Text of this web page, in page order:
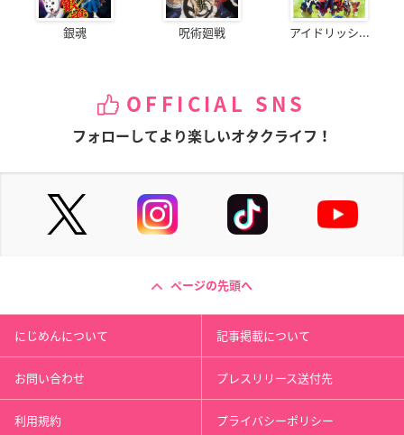
銀魂 呪術廻戦 アイドリッシ...
OFFICIAL SNS
フォローしてより楽しいオタクライフ！
ページの先頭へ
にじめんについて 記事掲載について
お問い合わせ プレスリリース送付先
利用規約 プライバシーポリシー